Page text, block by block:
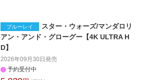
ブルーレイ
スター・ウォーズ/マンダロリ
アン・アンド・グローグー【4K ULTRA H
D】
2026年09月30日 発売
予約受付中